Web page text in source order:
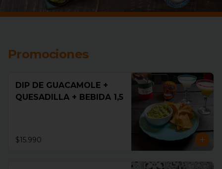
Promociones
DIP DE GUACAMOLE +
QUESADILLA + BEBIDA 1,5
$15.990